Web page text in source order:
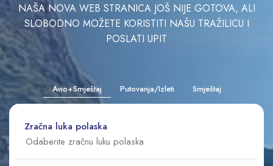
NAŠA NOVA WEB STRANICA JOŠ NIJE GOTOVA, ALI
SLOBODNO MOŽETE KORISTITI NAŠU TRAŽILICU I
POSLATI UPIT
Avio+Smještaj Putovanja/Izleti Smještaj
Zračna luka polaska